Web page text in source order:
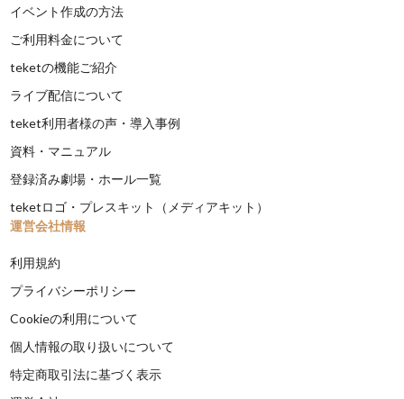
イベント作成の方法
ご利用料金について
teketの機能ご紹介
ライブ配信について
teket利用者様の声・導入事例
資料・マニュアル
登録済み劇場・ホール一覧
teketロゴ・プレスキット（メディアキット）
運営会社情報
利用規約
プライバシーポリシー
Cookieの利用について
個人情報の取り扱いについて
特定商取引法に基づく表示